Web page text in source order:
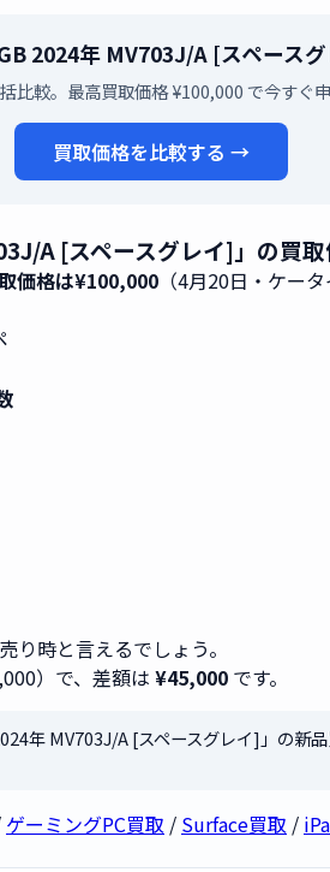
2024年 MV703J/A [スペース
比較。最高買取価格 ¥100,000 で今すぐ申
買取価格を比較する →
A [スペースグレイ]」の買取
価格は¥100,000 （4月20日・ケー
り時と言えるでしょう。
）で、差額は ¥45,000 です。
年 MV703J/A [スペースグレイ]」の新
ゲーミングPC買取 / Surface買取 /